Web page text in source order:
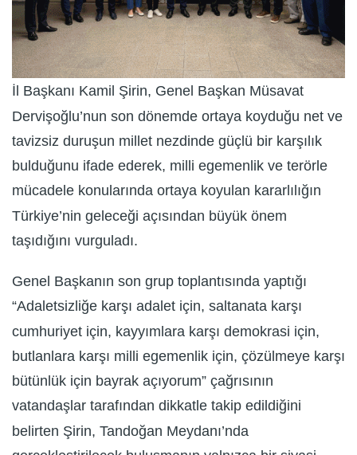
İl Başkanı Kamil Şirin, Genel Başkan Müsavat
Dervişoğlu’nun son dönemde ortaya koyduğu net ve
tavizsiz duruşun millet nezdinde güçlü bir karşılık
bulduğunu ifade ederek, milli egemenlik ve terörle
mücadele konularında ortaya koyulan kararlılığın
Türkiye’nin geleceği açısından büyük önem
taşıdığını vurguladı.
Genel Başkanın son grup toplantısında yaptığı
“Adaletsizliğe karşı adalet için, saltanata karşı
cumhuriyet için, kayyımlara karşı demokrasi için,
butlanlara karşı milli egemenlik için, çözülmeye karşı
bütünlük için bayrak açıyorum” çağrısının
vatandaşlar tarafından dikkatle takip edildiğini
belirten Şirin, Tandoğan Meydanı’nda